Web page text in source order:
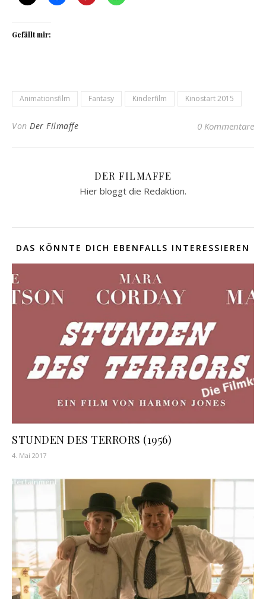
Gefällt mir:
Animationsfilm Fantasy Kinderfilm Kinostart 2015
Von Der Filmaffe 0 Kommentare
DER FILMAFFE
Hier bloggt die Redaktion.
DAS KÖNNTE DICH EBENFALLS INTERESSIEREN
STUNDEN DES TERRORS (1956)
4. Mai 2017